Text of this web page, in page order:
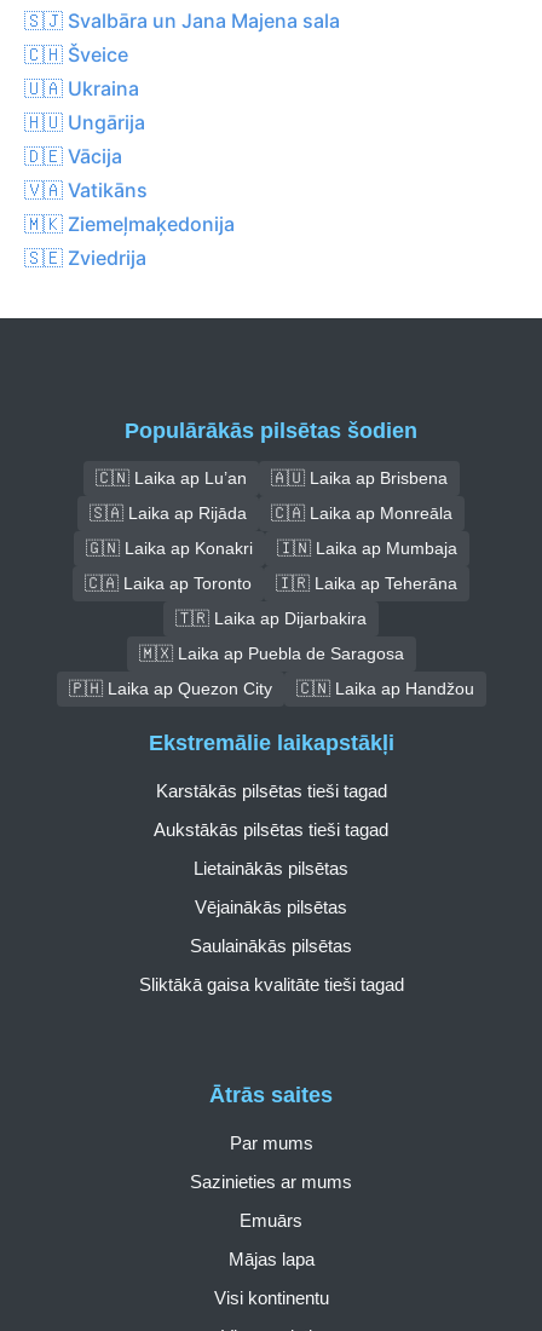
🇸🇯 Svalbāra un Jana Majena sala
🇨🇭 Šveice
🇺🇦 Ukraina
🇭🇺 Ungārija
🇩🇪 Vācija
🇻🇦 Vatikāns
🇲🇰 Ziemeļmaķedonija
🇸🇪 Zviedrija
Populārākās pilsētas šodien
🇨🇳 Laika ap Lu’an
🇦🇺 Laika ap Brisbena
🇸🇦 Laika ap Rijāda
🇨🇦 Laika ap Monreāla
🇬🇳 Laika ap Konakri
🇮🇳 Laika ap Mumbaja
🇨🇦 Laika ap Toronto
🇮🇷 Laika ap Teherāna
🇹🇷 Laika ap Dijarbakira
🇲🇽 Laika ap Puebla de Saragosa
🇵🇭 Laika ap Quezon City
🇨🇳 Laika ap Handžou
Ātrās saites
Par mums
Sazinieties ar mums
Emuārs
Mājas lapa
Visi kontinentu
Ekstremālie laikapstākļi
Karstākās pilsētas tieši tagad
Aukstākās pilsētas tieši tagad
Lietainākās pilsētas
Vējainākās pilsētas
Saulainākās pilsētas
Sliktākā gaisa kvalitāte tieši tagad